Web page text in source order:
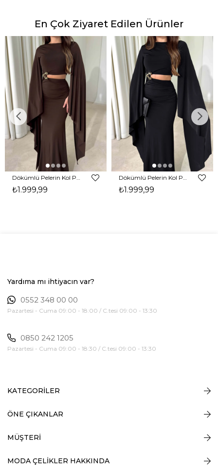
En Çok Ziyaret Edilen Ürünler
₺1.999,99 ₺1.999,99
Yardıma mı ihtiyacın var?
0552 348 00 00
Pazartesi - Cuma 09:00 - 18:00 / C.tesi 09:00 - 13:30
0850 242 1205
Pazartesi - Cuma 09:00 - 18:30 / C.tesi 09:00 - 13:30
KATEGORİLER
ÖNE ÇIKANLAR
MÜŞTERİ
MODA ÇELİKLER HAKKINDA